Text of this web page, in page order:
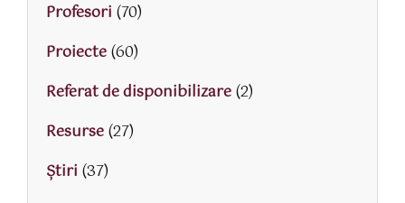
Profesori (70)
Proiecte(60)
Referat de disponibilizare(2)
Resurse(27)
Știri (37)